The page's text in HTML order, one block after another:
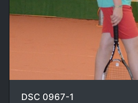
DSC 0967-1